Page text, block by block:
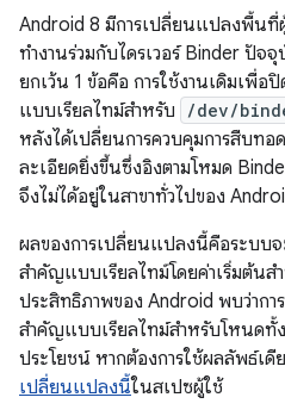
Android 8 มีการเปลี่ยนแปลงพื้นที่
ทำงานร่วมกับไดรเวอร์ Binder ปัจ
ยกเว้น 1 ข้อคือ การใช้งานเดิมเพื่อ
แบบเรียลไทม์สําหรับ
/dev/
หลังได้เปลี่ยนการควบคุมการสืบทอ
ละเอียดยิ่งขึ้นซึ่งอิงตามโหมด
จึงไม่ได้อยู่ในสาขาทั่วไปของ
ผลของการเปลี่ยนแปลงนี้คือระบบ
สําคัญแบบเรียลไทม์โดยค่าเริ่มต้นสํ
ประสิทธิภาพของ Android พบว่ากา
สําคัญแบบเรียลไทม์สําหรับโหนดทั้
ประโยชน์ หากต้องการใช้ผลลัพธ์เ
เปลี่ยนแปลงนี้ในสเปซผู้ใช้